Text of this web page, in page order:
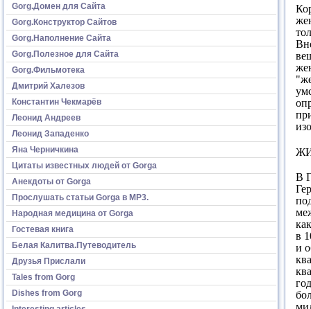
Gorg.Домен для Сайта
Gorg.Конструктор Сайтов
Gorg.Наполнение Сайта
Gorg.Полезное для Сайта
Gorg.Фильмотека
Дмитрий Халезов
Константин Чекмарёв
Леонид Андреев
Леонид Западенко
Яна Черничкина
Цитаты известных людей от Gorga
Анекдоты от Gorga
Прослушать статьи Gorga в МР3.
Народная медицина от Gorga
Гостевая книга
Белая Калитва.Путеводитель
Друзья Прислали
Tales from Gorg
Dishes from Gorg
В
в
и